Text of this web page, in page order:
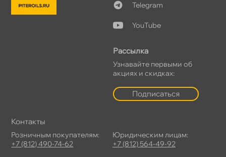
Telegram
YouTube
Рассылка
Узнавайте первыми о
акциях и скидках:
Подписаться
Контакты
Розничным покупателям:
+7 (812) 490-74-62
Юридическим лицам:
+7 (812) 564-49-92